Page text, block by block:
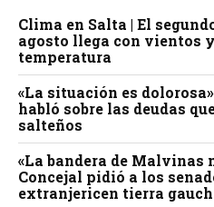
Clima en Salta | El
agosto llega con vientos
temperatura
«La situación es
habló sobre las deudas
salteños
«La bandera de Malvinas
Concejal pidió a los
extranjericen tierra